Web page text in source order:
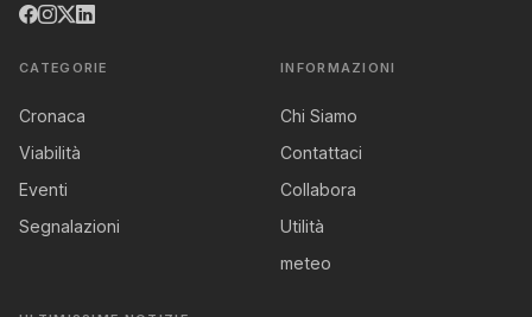
CATEGORIE
Cronaca
Viabilità
Eventi
Segnalazioni
INFORMAZIONI
Chi Siamo
Contattaci
Collabora
Utilità
meteo